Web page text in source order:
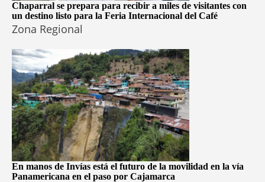
Chaparral se prepara para recibir a miles de visitantes con
un destino listo para la Feria Internacional del Café
Zona Regional
En manos de Invías está el futuro de la movilidad en la vía
Panamericana en el paso por Cajamarca